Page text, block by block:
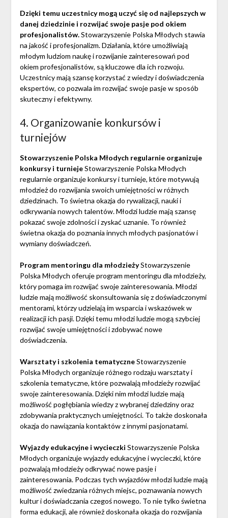
Dzięki temu uczestnicy mogą uczyć się od najlepszych w
danej dziedzinie i rozwijać swoje pasje pod okiem
profesjonalistów.Stowarzyszenie Polska Młodych stawia
na jakość i profesjonalizm. Działania, które umożliwiają
młodym ludziom naukę i rozwijanie zainteresowań pod
okiem profesjonalistów, są kluczowe dla ich rozwoju.
Uczestnicy mają szansę korzystać z wiedzy i doświadczenia
ekspertów, co pozwala im rozwijać swoje pasje w sposób
skuteczny i efektywny.
4. Organizowanie konkursów i
turniejów
Stowarzyszenie Polska Młodych regularnie organizuje
konkursy i turniejeStowarzyszenie Polska Młodych
regularnie organizuje konkursy i turnieje, które motywują
młodzież do rozwijania swoich umiejętności w różnych
dziedzinach. To świetna okazja do rywalizacji, nauki i
odkrywania nowych talentów. Młodzi ludzie mają szansę
pokazać swoje zdolności i zyskać uznanie. To również
świetna okazja do poznania innych młodych pasjonatów i
wymiany doświadczeń.
Program mentoringu dla młodzieżyStowarzyszenie
Polska Młodych oferuje program mentoringu dla młodzieży,
który pomaga im rozwijać swoje zainteresowania. Młodzi
ludzie mają możliwość skonsultowania się z doświadczonymi
mentorami, którzy udzielają im wsparcia i wskazówek w
realizacji ich pasji. Dzięki temu młodzi ludzie mogą szybciej
rozwijać swoje umiejętności i zdobywać nowe
doświadczenia.
Warsztaty i szkolenia tematyczneStowarzyszenie
Polska Młodych organizuje różnego rodzaju warsztaty i
szkolenia tematyczne, które pozwalają młodzieży rozwijać
swoje zainteresowania. Dzięki nim młodzi ludzie mają
możliwość pogłębiania wiedzy z wybranej dziedziny oraz
zdobywania praktycznych umiejętności. To także doskonała
okazja do nawiązania kontaktów z innymi pasjonatami.
Wyjazdy edukacyjne i wycieczki Stowarzyszenie Polska
Młodych organizuje wyjazdy edukacyjne i wycieczki, które
pozwalają młodzieży odkrywać nowe pasje i
zainteresowania. Podczas tych wyjazdów młodzi ludzie mają
możliwość zwiedzania różnych miejsc, poznawania nowych
kultur i doświadczania czegoś nowego. To nie tylko świetna
forma edukacji, ale również doskonała okazja do rozwijania